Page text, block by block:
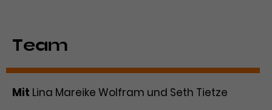
Team
Mit Lina Mareike Wolfram und Seth Tietze